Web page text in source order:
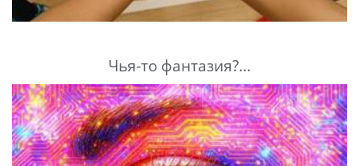
Чья-то фантазия?...